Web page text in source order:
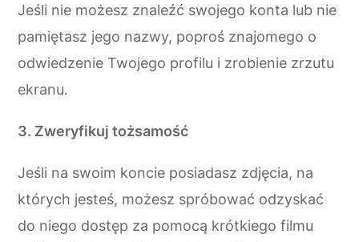
Jeśli nie możesz znaleźć swojego konta lub nie
pamiętasz jego nazwy, poproś znajomego o
odwiedzenie Twojego profilu i zrobienie zrzutu
ekranu.
3. Zweryfikuj tożsamość
Jeśli na swoim koncie posiadasz zdjęcia, na
których jesteś, możesz spróbować odzyskać
do niego dostęp za pomocą krótkiego filmu